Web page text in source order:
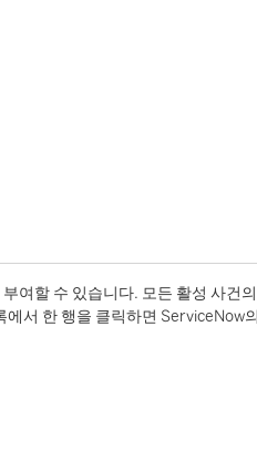
여할 수 있습니다. 모든 활성 사건
서 한 행을 클릭하면 ServiceNow